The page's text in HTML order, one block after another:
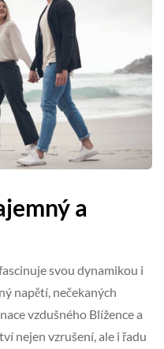
a
svou dynamikou i
napětí, nečekaných
vzdušného Blížence a
nejen vzrušení, ale i řadu